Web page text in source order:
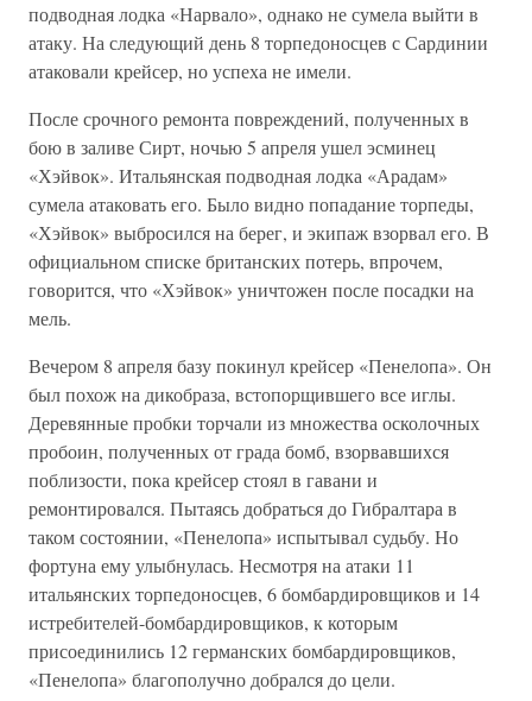
подводная лодка «Нарвало», однако не сумела выйти в
атаку. На следующий день 8 торпедоносцев с Сардинии
атаковали крейсер, но успеха не имели.
После срочного ремонта повреждений, полученных в
бою в заливе Сирт, ночью 5 апреля ушел эсминец
«Хэйвок». Итальянская подводная лодка «Арадам»
сумела атаковать его. Было видно попадание торпеды,
«Хэйвок» выбросился на берег, и экипаж взорвал его. В
официальном списке британских потерь, впрочем,
говорится, что «Хэйвок» уничтожен после посадки на
мель.
Вечером 8 апреля базу покинул крейсер «Пенелопа». Он
был похож на дикобраза, встопорщившего все иглы.
Деревянные пробки торчали из множества осколочных
пробоин, полученных от града бомб, взорвавшихся
поблизости, пока крейсер стоял в гавани и
ремонтировался. Пытаясь добраться до Гибралтара в
таком состоянии, «Пенелопа» испытывал судьбу. Но
фортуна ему улыбнулась. Несмотря на атаки 11
итальянских торпедоносцев, 6 бомбардировщиков и 14
истребителей-бомбардировщиков, к которым
присоединились 12 германских бомбардировщиков,
«Пенелопа» благополучно добрался до цели.